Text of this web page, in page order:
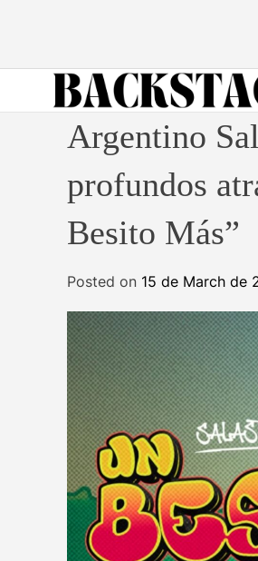
Argentino
profundos
Besito Más”
Posted on 15 de March de